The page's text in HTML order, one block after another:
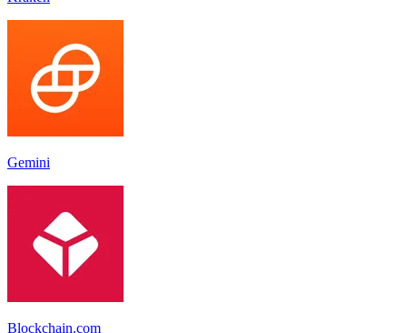
Gemini
Blockchain.com